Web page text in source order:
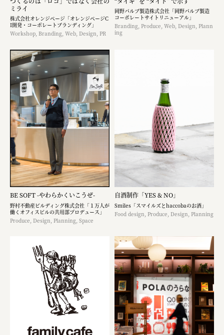
ミライ
株式会社オレンジページ​「オレンジページC
I開発・コーポレートブランディング​」
Workshop, Branding, Web, Design, PR
岡野バルブ製造株式会社「岡野バルブ製造
コーポレートサイトリニューアル」
Branding, Produce, Web, Design, Plann
ing
BE SOFT -やわらかくいこうぜ-
野村不動産ビルディング株式会社「１万人が
働くオフィスビルの共用部プロデュース」
Produce, Design, Planning, Space
自酒制作「YES & NO」
Smiles「スマイルズとhaccobaのお酒」
Food design, Produce, Design, Planning